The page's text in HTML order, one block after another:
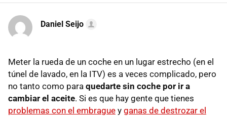
Daniel Seijo
Meter la rueda de un coche en un lugar estrecho (en el
túnel de lavado, en la ITV) es a veces complicado, pero
no tanto como para quedarte sin coche por ir a
cambiar el aceite. Si es que hay gente que tienes
problemas con el embrague y ganas de destrozar el